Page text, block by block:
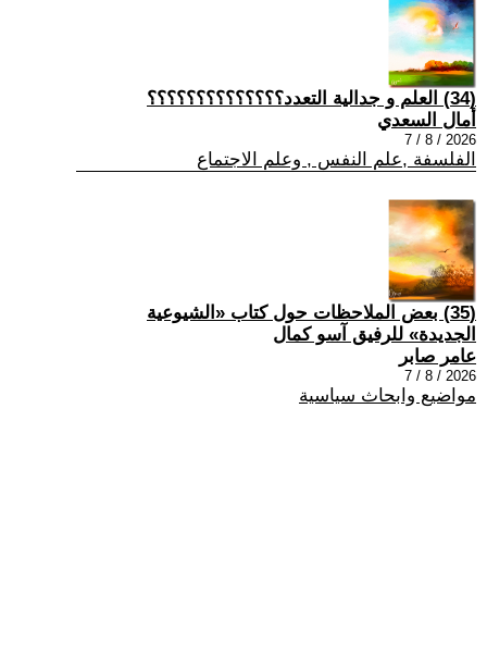
(34) العلم و جدالية التعدد؟؟؟؟؟؟؟؟؟؟؟؟؟؟
أمال السعدي
2026 / 8 / 7
الفلسفة ,علم النفس , وعلم الاجتماع
(35) بعض الملاحظات حول كتاب «الشيوعية
الجديدة» للرفيق آسو كمال
عامر صابر
2026 / 8 / 7
مواضيع وابحاث سياسية